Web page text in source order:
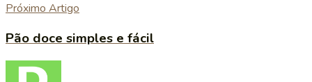
Próximo Artigo
Pão doce simples e fácil